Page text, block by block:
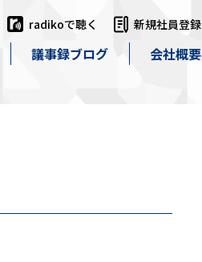
radikoで聴く 新規社員登録
議事録ブログ 会社概要